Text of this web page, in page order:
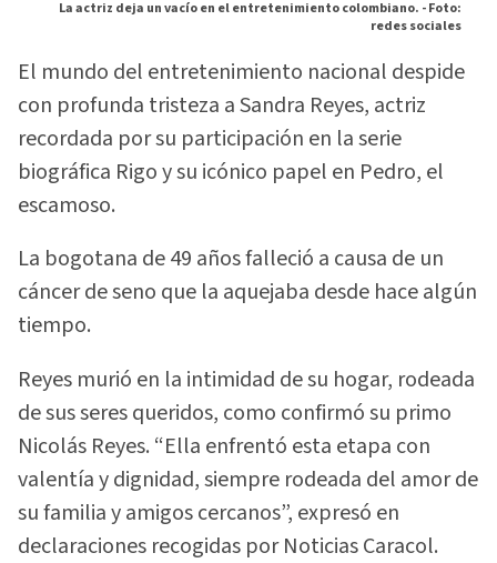
La actriz deja un vacío en el entretenimiento colombiano. -Foto:
redes sociales
El mundo del entretenimiento nacional despide
con profunda tristeza a Sandra Reyes, actriz
recordada por su participación en la serie
biográfica Rigo y su icónico papel en Pedro, el
escamoso.
La bogotana de 49 años falleció a causa de un
cáncer de seno que la aquejaba desde hace algún
tiempo.
Reyes murió en la intimidad de su hogar, rodeada
de sus seres queridos, como confirmó su primo
Nicolás Reyes. “Ella enfrentó esta etapa con
valentía y dignidad, siempre rodeada del amor de
su familia y amigos cercanos”, expresó en
declaraciones recogidas por Noticias Caracol.